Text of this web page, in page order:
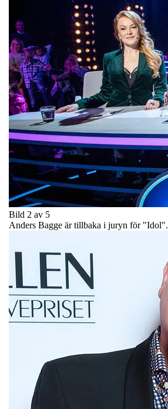
Bild 2 av 5
Anders Bagge är tillbaka i juryn för "Idol".